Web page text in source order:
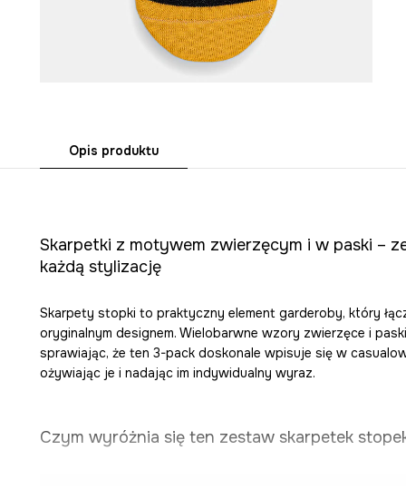
Opis produktu
Skarpetki z motywem zwierzęcym i w paski –
każdą stylizację
Skarpety stopki to praktyczny element garderoby, który
oryginalnym designem. Wielobarwne wzory zwierzęce i
sprawiając, że ten 3-pack doskonale wpisuje się w
ożywiając je i nadając im indywidualny wyraz.
Czym wyróżnia się ten zestaw skarpetek